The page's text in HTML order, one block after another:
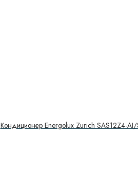
Кондиционер Energolux Zurich SAS12Z4-AI/